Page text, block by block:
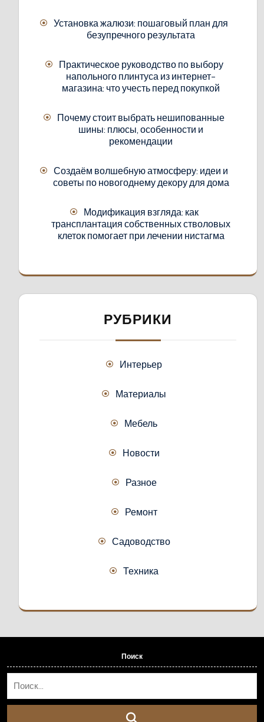
Установка жалюзи: пошаговый план для
безупречного результата
Практическое руководство по выбору
напольного плинтуса из интернет-
магазина: что учесть перед покупкой
Почему стоит выбрать нешипованные
шины: плюсы, особенности и
рекомендации
Создаём волшебную атмосферу: идеи и
советы по новогоднему декору для дома
Модификация взгляда: как
трансплантация собственных стволовых
клеток помогает при лечении нистагма
РУБРИКИ
Интерьер
Материалы
Мебель
Новости
Разное
Ремонт
Садоводство
Техника
Поиск